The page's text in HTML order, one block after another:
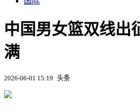
中国男女篮双线出
满
2026-06-01 15:19 头条